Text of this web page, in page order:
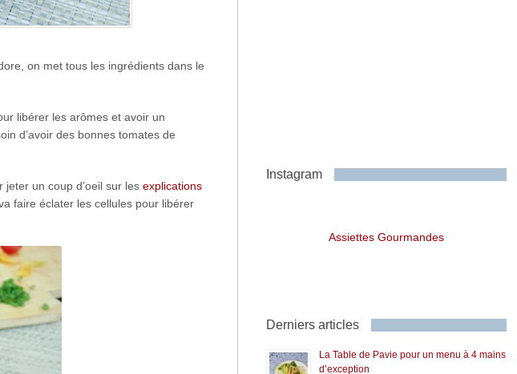
on met tous les ingrédients dans le
libérer les arômes et avoir un
d’avoir des bonnes tomates de
un coup d’oeil sur les explications
faire éclater les cellules pour libérer
Instagram
Assiettes Gourmandes
Derniers articles
La Table de Pavie pour un menu à 4 mains
d’exception